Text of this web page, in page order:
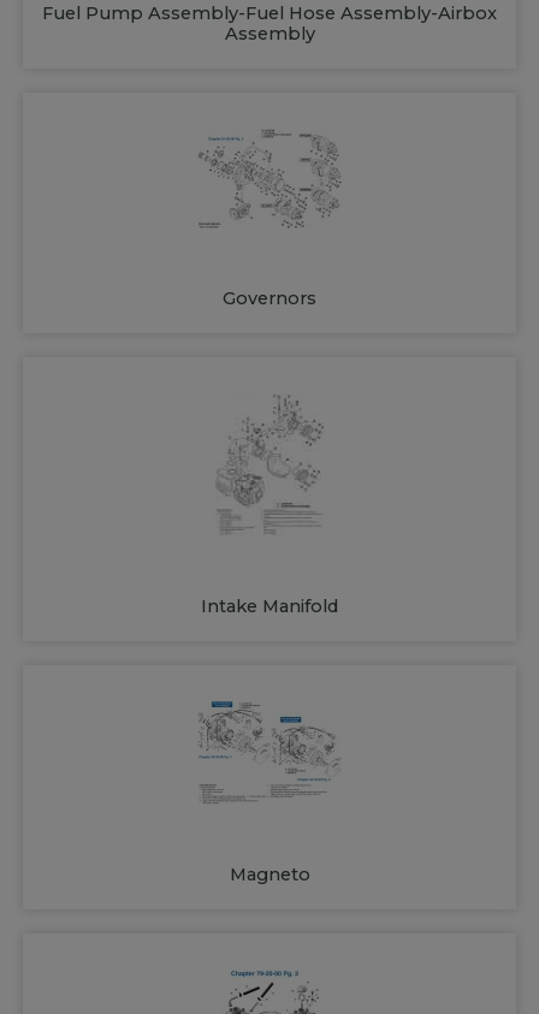
Fuel Pump Assembly-Fuel Hose Assembly-Airbox
Assembly
Governors
Intake Manifold
Magneto